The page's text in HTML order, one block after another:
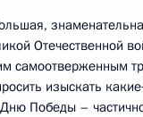
Отечественной
самоотверженным
изыскать
Победы –